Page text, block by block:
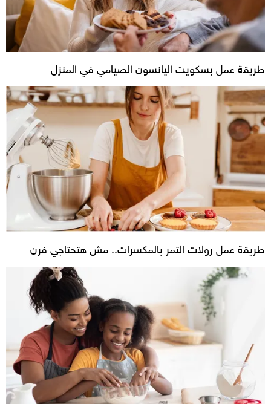
طريقة عمل بسكويت اليانسون الصيامي في المنزل
طريقة عمل رولات التمر بالمكسرات.. مش هتحتاجي فرن